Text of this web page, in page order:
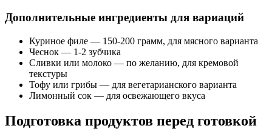
Дополнительные ингредиенты для вариаций
Куриное филе — 150-200 грамм, для мясного варианта
Чеснок — 1-2 зубчика
Сливки или молоко — по желанию, для кремовой
текстуры
Тофу или грибы — для вегетарианского варианта
Лимонный сок — для освежающего вкуса
Подготовка продуктов перед готовкой